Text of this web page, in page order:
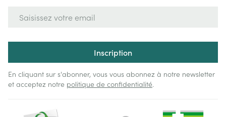
Inscription
En cliquant sur s'abonner, vous vous abonnez à notre newsletter
et acceptez notre politique de confidentialité.